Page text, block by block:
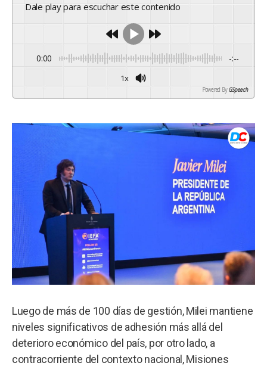
Dale play para escuchar este contenido
0:00 -:--
1x
Powered By GSpeech
Luego de más de 100 días de gestión, Milei mantiene
niveles significativos de adhesión más allá del
deterioro económico del país, por otro lado, a
contracorriente del contexto nacional, Misiones